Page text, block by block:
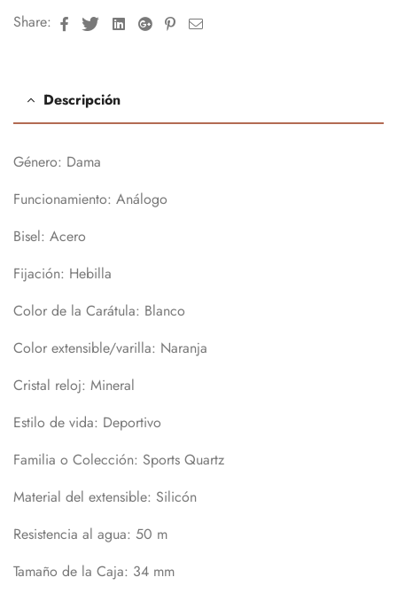
Share:
FacebookTwitterLinkedinGoogle+Pinterest
Email
Descripción
Género: Dama
Funcionamiento: Análogo
Bisel: Acero
Fijación: Hebilla
Color de la Carátula: Blanco
Color extensible/varilla: Naranja
Cristal reloj: Mineral
Estilo de vida: Deportivo
Familia o Colección: Sports Quartz
Material del extensible: Silicón
Resistencia al agua: 50 m
Tamaño de la Caja: 34 mm